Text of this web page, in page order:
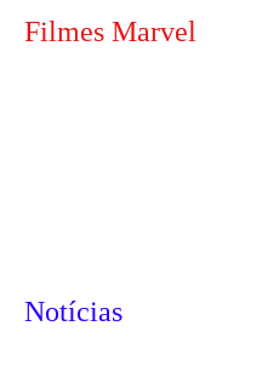
Filmes Marvel
Notícias